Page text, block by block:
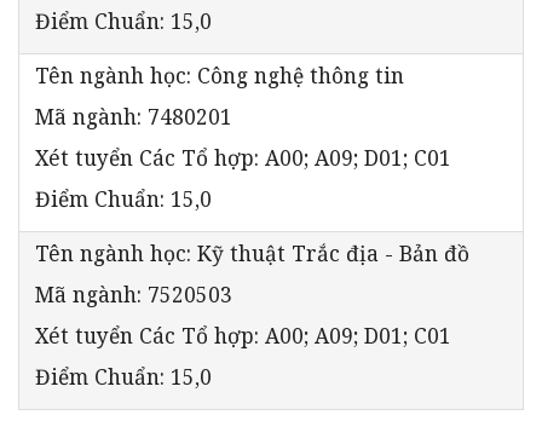
Điểm Chuẩn: 15,0
Tên ngành học: Công nghệ thông tin
Mã ngành: 7480201
Xét tuyển Các Tổ hợp: A00; A09; D01; C01
Điểm Chuẩn: 15,0
Tên ngành học: Kỹ thuật Trắc địa - Bản đồ
Mã ngành: 7520503
Xét tuyển Các Tổ hợp: A00; A09; D01; C01
Điểm Chuẩn: 15,0